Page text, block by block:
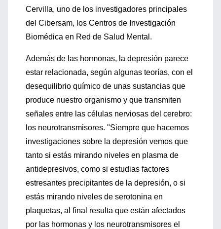
Cervilla, uno de los investigadores principales
del Cibersam, los Centros de Investigación
Biomédica en Red de Salud Mental.
Además de las hormonas, la depresión parece
estar relacionada, según algunas teorías, con el
desequilibrio químico de unas sustancias que
produce nuestro organismo y que transmiten
señales entre las células nerviosas del cerebro:
los neurotransmisores. "Siempre que hacemos
investigaciones sobre la depresión vemos que
tanto si estás mirando niveles en plasma de
antidepresivos, como si estudias factores
estresantes precipitantes de la depresión, o si
estás mirando niveles de serotonina en
plaquetas, al final resulta que están afectados
por las hormonas y los neurotransmisores el